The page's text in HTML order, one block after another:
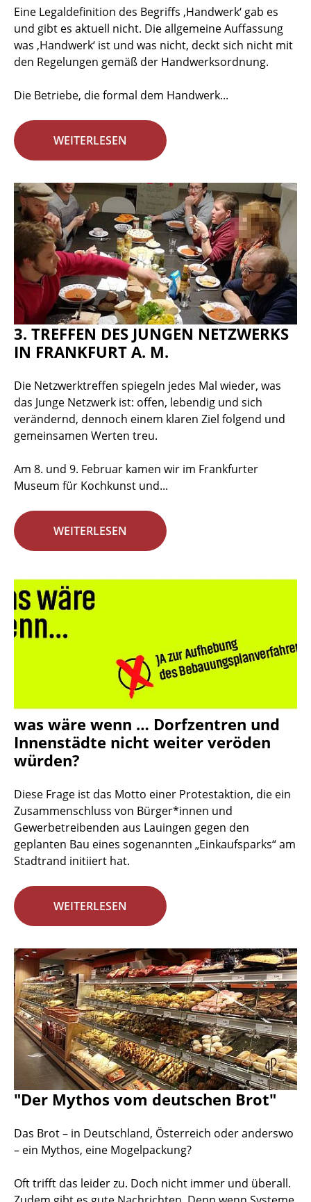
Eine Legaldefinition des Begriffs ‚Handwerk‘ gab es
und gibt es aktuell nicht. Die allgemeine Auffassung
was ‚Handwerk‘ ist und was nicht, deckt sich nicht mit
den Regelungen gemäß der Handwerksordnung.
Die Betriebe, die formal dem Handwerk...
WEITERLESEN
3. TREFFEN DES JUNGEN NETZWERKS
IN FRANKFURT A. M.
Die Netzwerktreffen spiegeln jedes Mal wieder, was
das Junge Netzwerk ist: offen, lebendig und sich
verändernd, dennoch einem klaren Ziel folgend und
gemeinsamen Werten treu.
Am 8. und 9. Februar kamen wir im Frankfurter
Museum für Kochkunst und...
WEITERLESEN
was wäre wenn … Dorfzentren und
Innenstädte nicht weiter veröden
würden?
Diese Frage ist das Motto einer Protestaktion, die ein
Zusammenschluss von Bürger*innen und
Gewerbetreibenden aus Lauingen gegen den
geplanten Bau eines sogenannten „Einkaufsparks“ am
Stadtrand initiiert hat.
WEITERLESEN
"Der Mythos vom deutschen Brot"
Das Brot – in Deutschland, Österreich oder anderswo
– ein Mythos, eine Mogelpackung?
Oft trifft das leider zu. Doch nicht immer und überall.